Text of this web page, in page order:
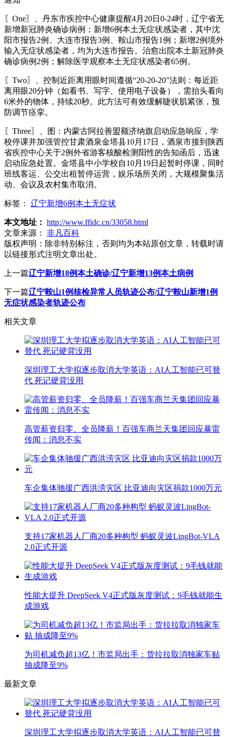
〖One〗、丹东市疾控中心健康提醒4月20日0-24时，辽宁省无
新增新冠肺炎确诊病例；新增6例本土无症状感染者，其中沈
阳市报告2例、大连市报告3例、鞍山市报告1例；新增2例境外
输入无症状感染者，均为大连市报告。治愈出院本土新冠肺炎
确诊病例2例；解除医学观察本土无症状感染者65例。
〖Two〗、控制近距离用眼时间遵循“20-20-20”法则：每近距
离用眼20分钟（如看书、写字、使用电子设备），需抬头看向
6米外的物体，持续20秒。此方法可有效缓解睫状肌紧张，预
防调节痉挛。
〖Three〗、图：内蒙古阿拉善盟额济纳旗启动应急响应，学
校停课并加强管控甘肃酒泉金塔县10月17日，酒泉市接到陕西
省疾控中心关于2例外省游客核酸检测阳性的告知函后，迅速
启动应急处置。金塔县中小学校自10月19日起暂时停课，同时
班线客运、公交出租暂停运营，娱乐场所关闭，大规模聚集活
动、会议及农村集市取消。
标签： 辽宁新增6例本土无症状
本文地址： http://www.ffidc.cn/33058.html
文章来源：
非凡百科
版权声明： 除非特别标注，否则均为本站原创文章，转载时请
以链接形式注明文章出处。
上一篇辽宁新增18例本土确诊/辽宁新增13例本土病例
下一篇辽宁鞍山1例核检异常人员轨迹公布/辽宁鞍山新增1例
无症状感染者轨迹公布
相关文章
深圳理工大学拟逐步取消大学英语：AI人工智能已可替
代 死记硬背没用
高管薪资归零、全员降薪！百强车商兰天集团回应暴雷
传闻：消息不实
车企集体驰援广西洪涝灾区 比亚迪向灾区捐款1000万元
支持17家机器人厂商20多种构型 蚂蚁灵波LingBot-VLA
2.0正式开源
性能大提升 DeepSeek V4正式版灰度测试：9毛钱就能生
成游戏
为司机减负超13亿！市监局出手：货拉拉取消独家车贴
抽成降至9%
最新文章
深圳理工大学拟逐步取消大学英语：AI人工智能已可替